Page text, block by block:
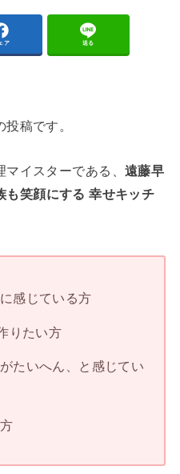
ア 送る
稿です。
イスターである、 遠藤早
も笑顔にする 幸せキッチ
感じている方
りたい方
たいへん、と感じてい